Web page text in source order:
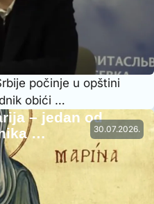
počinje u opštini
obići …
30.07.2026.
– jedan od
…